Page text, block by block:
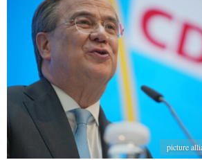
picture